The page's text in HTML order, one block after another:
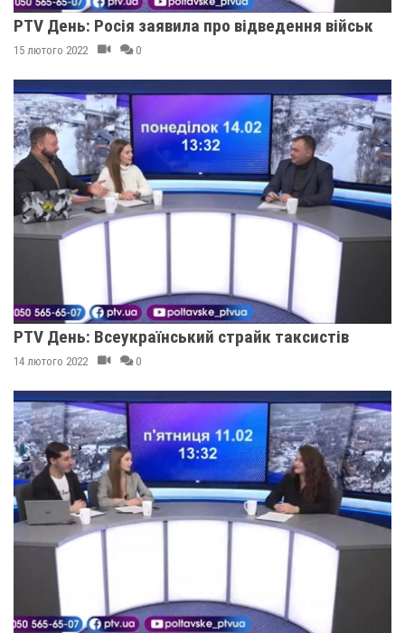
PTV День: Росія заявила про відведення військ
15 лютого 2022 0
PTV День: Всеукраїнський страйк таксистів
14 лютого 2022 0